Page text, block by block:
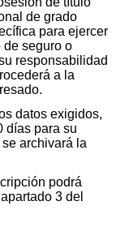
de grado
para ejercer
de seguro o
responsabilidad
a la
datos exigidos,
días para su
archivará la
podrá
3 del